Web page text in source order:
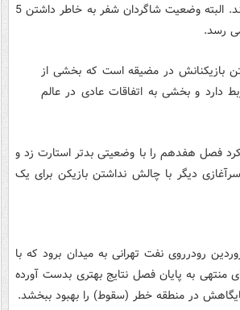
مخالف برگزاری مسابقه در روز 9 فروردین هستند. البته وضعیت شاگردان شفر به خاطر داشتن 5
رسد.
بازیکنانش در مضیقه است که بخشی از
دارد و بخشی به اتفاقات عادی در عالم
فصل هفدهم را با وضعیتی بدتر استارت زد و
به نوعی در سرآغازی دیگر با چالش نداشتن بازیکن برای یک
رودرروی نفت تهرانی به میدان برود که با
به پایان فصل نتایج بهتری بدست آورده
در منطقه خطر (سقوط) را بهبود ببخشد.